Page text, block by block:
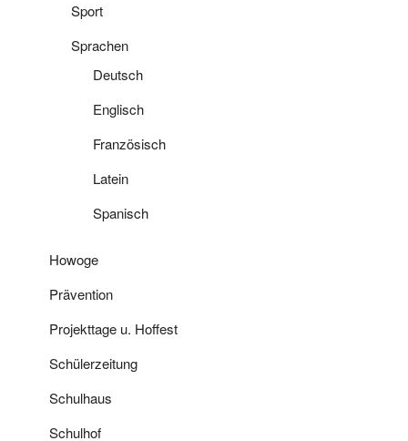
Sport
Sprachen
Deutsch
Englisch
Französisch
Latein
Spanisch
Howoge
Prävention
Projekttage u. Hoffest
Schülerzeitung
Schulhaus
Schulhof